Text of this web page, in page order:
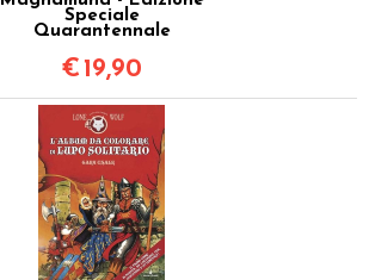
Speciale
Quarantennale
€ 19,90